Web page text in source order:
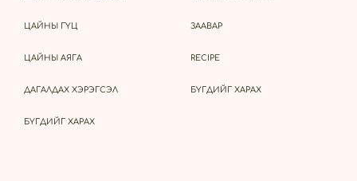
ЦАЙНЫ ГҮЦ
ЦАЙНЫ АЯГА
ДАГАЛДАХ ХЭРЭГСЭЛ
БҮГДИЙГ ХАРАХ
ЗААВАР
RECIPE
БҮГДИЙГ ХАРАХ